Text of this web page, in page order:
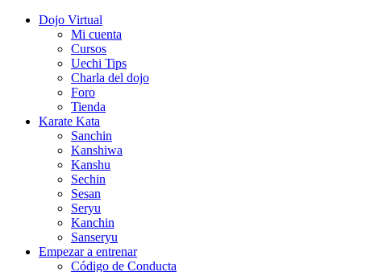
Dojo Virtual
Mi cuenta
Cursos
Uechi Tips
Charla del dojo
Foro
Tienda
Karate Kata
Sanchin
Kanshiwa
Kanshu
Sechin
Sesan
Seryu
Kanchin
Sanseryu
Empezar a entrenar
Código de Conducta